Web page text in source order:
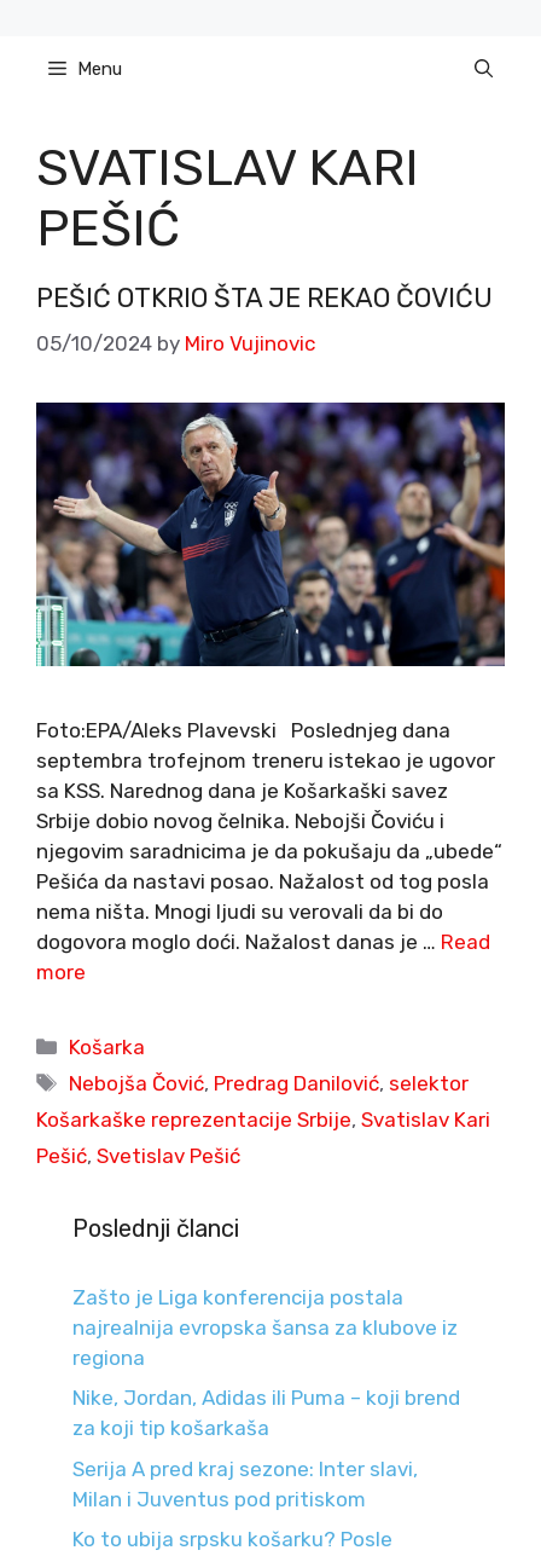
content Menu
SVATISLAV KARI
PEŠIĆ
PEŠIĆ OTKRIO ŠTA JE REKAO ČOVIĆU
05/10/2024 by Miro Vujinovic
Foto:EPA/Aleks Plavevski Poslednjeg dana
septembra trofejnom treneru istekao je ugovor
sa KSS. Narednog dana je Košarkaški savez
Srbije dobio novog čelnika. Nebojši Čoviću i
njegovim saradnicima je da pokušaju da „ubede“
Pešića da nastavi posao. Nažalost od tog posla
nema ništa. Mnogi ljudi su verovali da bi do
dogovora moglo doći. Nažalost danas je … Read
more
Categories
Košarka
Tags
Nebojša Čović, Predrag Danilović, selektor
Košarkaške reprezentacije Srbije, Svatislav Kari
Pešić, Svetislav Pešić
Poslednji članci
Zašto je Liga konferencija postala
najrealnija evropska šansa za klubove iz
regiona
Nike, Jordan, Adidas ili Puma – koji brend
za koji tip košarkaša
Serija A pred kraj sezone: Inter slavi,
Milan i Juventus pod pritiskom
Ko to ubija srpsku košarku? Posle